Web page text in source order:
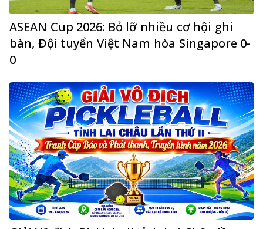
ASEAN Cup 2026: Bỏ lỡ nhiều cơ hội ghi
bàn, Đội tuyển Việt Nam hòa Singapore 0-
0